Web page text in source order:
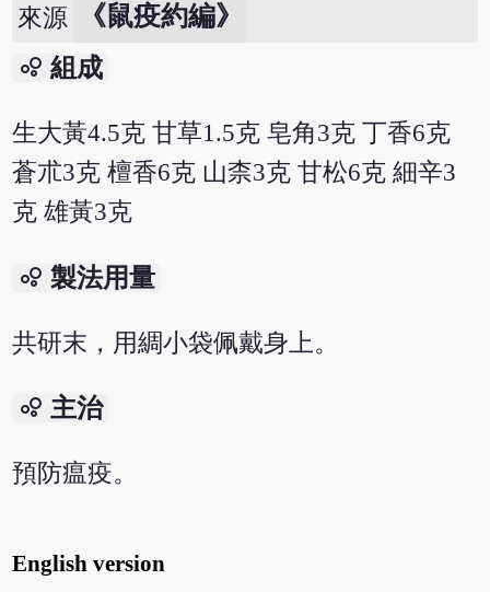
來源 《鼠疫約編》
bubble_chart 組成
生大黃4.5克 甘草1.5克 皂角3克 丁香6克
蒼朮3克 檀香6克 山柰3克 甘松6克 細辛3
克 雄黃3克
bubble_chart 製法用量
共研末，用綢小袋佩戴身上。
bubble_chart 主治
預防瘟疫。
English version